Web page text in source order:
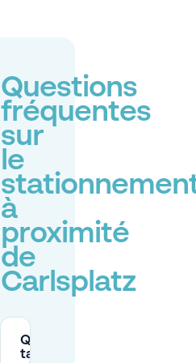
Questions
fréquentes
sur
le
à
proximité
de
Carlsplatz
Quels sont les
tarifs de